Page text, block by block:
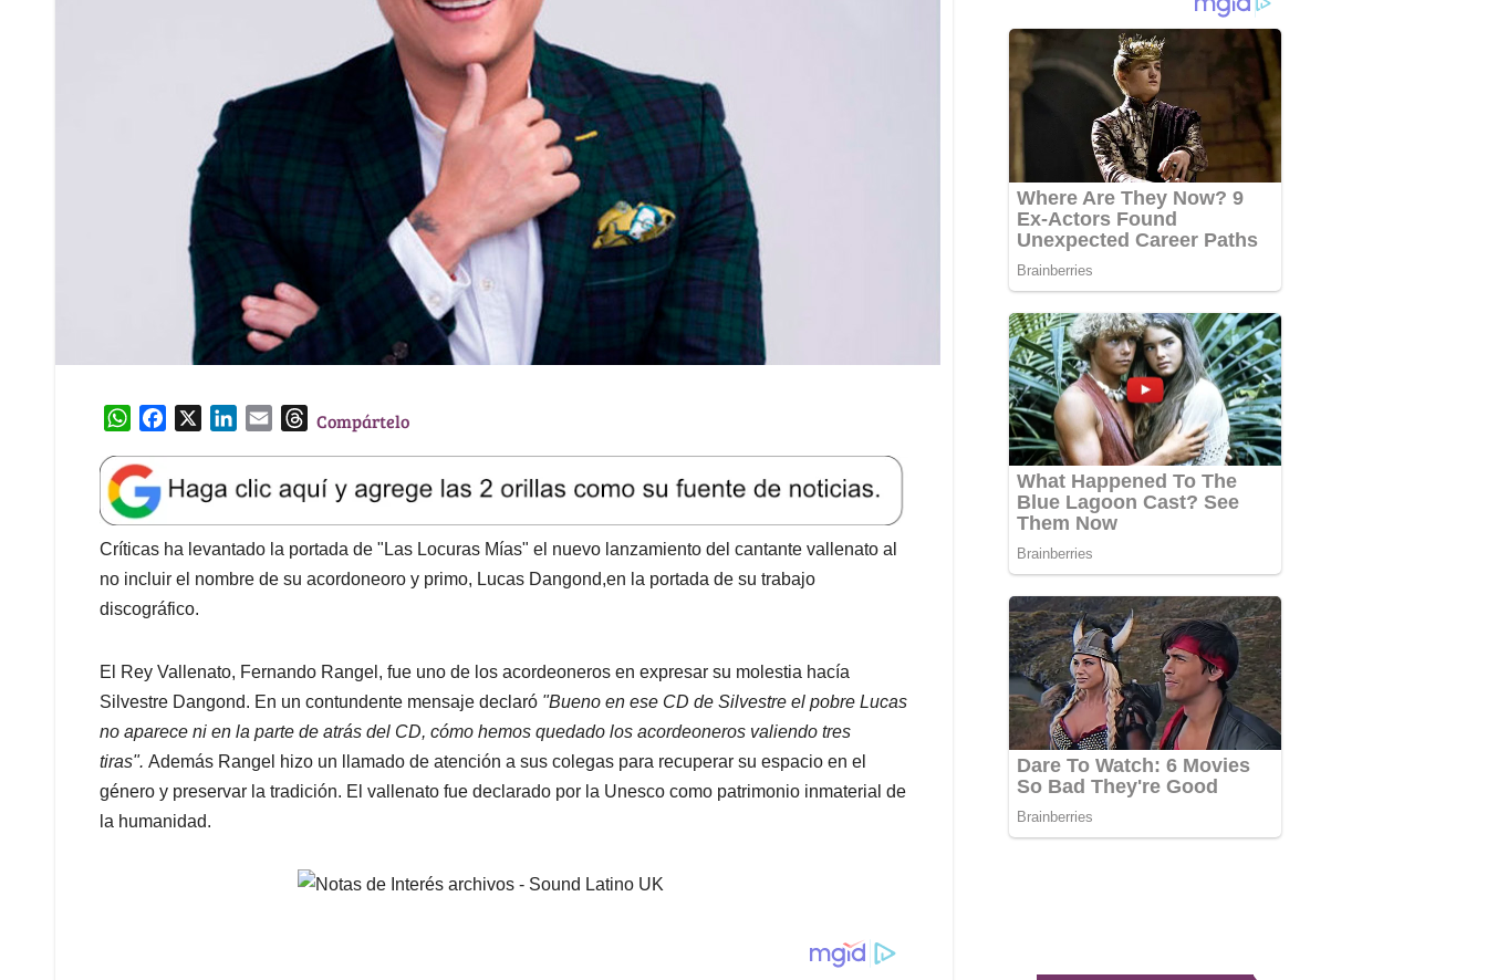
W
a
t
s
A
p
p
e
b
o
o
k
k
e
d
I
l
T
e
a
d
s
Compártelo
Críticas ha levantado la portada de "Las Locuras Mías" el nuevo lanzamiento del cantante vallenato al
no incluir el nombre de su acordoneoro y primo, Lucas Dangond,en la portada de su trabajo
discográfico.
El Rey Vallenato, Fernando Rangel, fue uno de los acordeoneros en expresar su molestia hacía
Silvestre Dangond. En un contundente mensaje declaró "Bueno en ese CD de Silvestre el pobre Lucas
no aparece ni en la parte de atrás del CD, cómo hemos quedado los acordeoneros valiendo tres
tiras". Además Rangel hizo un llamado de atención a sus colegas para recuperar su espacio en el
género y preservar la tradición. El vallenato fue declarado por la Unesco como patrimonio inmaterial de
la humanidad.